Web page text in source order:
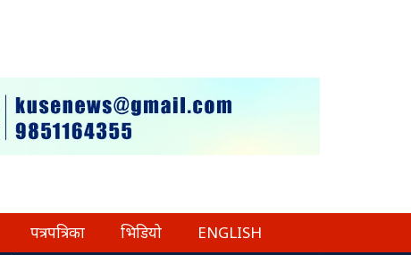
पत्रपत्रिका भिडियो ENGLISH